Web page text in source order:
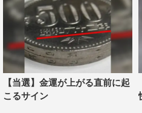
【当選】金運が上がる直前に起
こるサイン